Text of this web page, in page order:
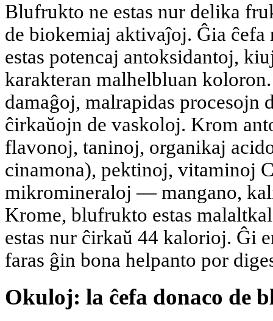
Blufrukto ne estas nur delika
de biokemiaj aktivaĵoj. Ĝia ĉefa
estas potencaj antoksidantoj,
karakteran malhelbluan
damaĝoj, malrapidas procesojn
ĉirkaŭojn de vaskoloj. Krom
flavonoj, taninoj, organikaj
cinamona), pektinoj, vitaminoj
mikromineraloj — mangano,
Krome, blufrukto estas
estas nur ĉirkaŭ 44 kalorioj. Ĝi
faras ĝin bona helpanto por
Okuloj: la ĉefa donaco de